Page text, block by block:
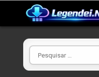
Pesquisar
por